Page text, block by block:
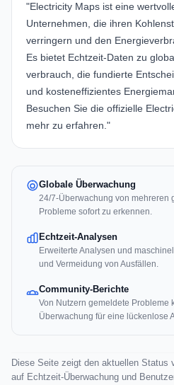
"Electricity Maps ist eine
Unternehmen, die ihren
verringern und den
Es bietet Echtzeit-Daten zu
verbrauch, die fundierte
und kosteneffizientes
Besuchen Sie die offizielle
mehr zu erfahren."
Globale Überwachung
24/7-Überwachung von mehreren
Probleme sofort zu erkennen.
Echtzeit-Analysen
Erweiterte Analysen und
und Vermeidung von Ausfällen.
Community-Berichte
Von Nutzern gemeldete Probleme
Überwachung für eine lückenlose
Diese Seite zeigt den aktuellen Status
auf Echtzeit-Überwachung und